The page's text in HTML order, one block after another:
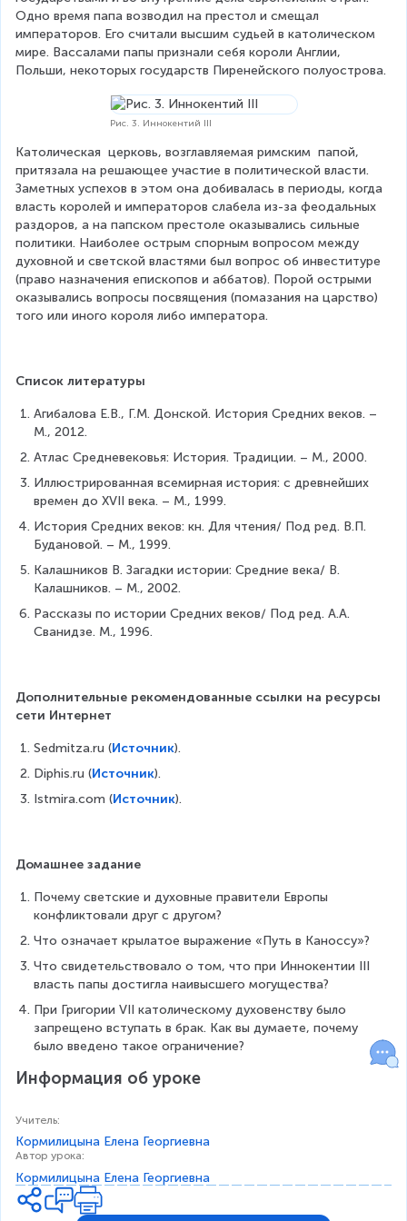
Одно время папа возводил на пре­стол и смещал
императоров. Его считали выс­шим судьей в католическом
мире. Вассалами папы признали себя короли Англии,
Польши, некоторых государств Пиренейского полуост­рова.
Рис. 3. Иннокентий III
Католическая  церковь, возглавляемая римским  папой,
притязала на решающее участие в политической власти.
Заметных успехов в этом она добивалась в периоды, когда
власть королей и императоров слабела из-за феодальных
раздоров, а на папском престоле оказывались сильные
политики. Наиболее острым спорным вопросом между
духовной и светской властями был вопрос об инвеституре
(право назначения епископов и аббатов). Порой острыми
оказывались вопросы посвящения (помазания на царство)
того или иного короля либо императора.
Список литературы
Агибалова Е.В., Г.М. Донской. История Средних веков. –
М., 2012.
Атлас Средневековья: История. Традиции. – М., 2000.
Иллюстрированная всемирная история: с древнейших
времен до XVII века. – М., 1999.
История Средних веков: кн. Для чтения/ Под ред. В.П.
Будановой. – М., 1999.
Калашников В. Загадки истории: Средние века/ В.
Калашников. – М., 2002.
Рассказы по истории Средних веков/ Под ред. А.А.
Сванидзе. М., 1996.
Дополнительные рекомендованные ссылки на ресурсы
сети Интернет
Sedmitza.ru (Источник).
Diphis.ru (Источник).
Istmira.com (Источник).
Домашнее задание
Почему светские и духовные правители Европы
конфликтовали друг с другом?
Что означает крылатое выражение «Путь в Каноссу»?
Что свидетельствовало о том, что при Иннокентии III
власть папы достигла наивысшего могущества?
При Григории VII католическому духовенству было
запрещено вступать в брак. Как вы думаете, почему
было введено такое ограничение?
Информация об уроке
Учитель:
Кормилицына Елена Георгиевна
Автор урока:
Кормилицына Елена Георгиевна